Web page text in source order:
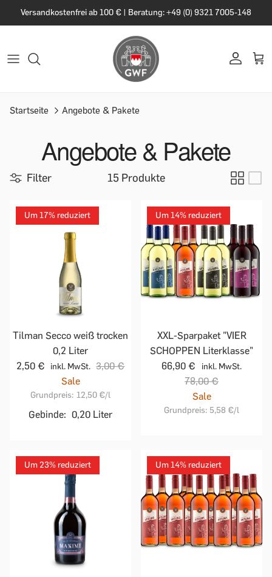
Versandkostenfrei ab 100 € | Beratung: +49 (0) 9321 7005-148
Startseite Angebote & Pakete
Angebote & Pakete
Filter 15 Produkte
Um 17% reduziert
Tilman Secco weiß trocken
0,2 Liter
2,50 €
inkl. MwSt. 3,00 €
Sale
Grundpreis: 12,50 €/l
Gebinde: 0,20 Liter
Um 14% reduziert
XXL-Sparpaket "VIER
SCHOPPEN Literklasse"
66,90 €
inkl. MwSt.
78,00 €
Sale
Grundpreis: 5,58 €/l
Um 23% reduziert Um 14% reduziert